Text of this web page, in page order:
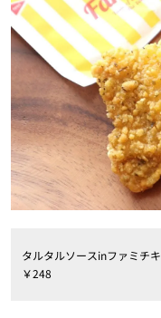
タルタルソースinファミチキ
￥248